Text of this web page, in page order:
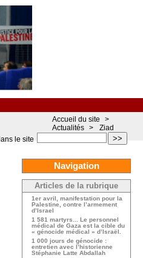
>>
le site
Accueil du site
>
Actualités >
Ziad
Navigation
Articles de la rubrique
1er avril, manifestation pour la
Palestine, contre l’armement
d’Israel
1 581 martyrs... Le personnel
médical de Gaza est la cible du
« génocide médical » d’Israël.
1 000 jours de génocide :
entretien avec l’historienne
Stéphanie Latte Abdallah